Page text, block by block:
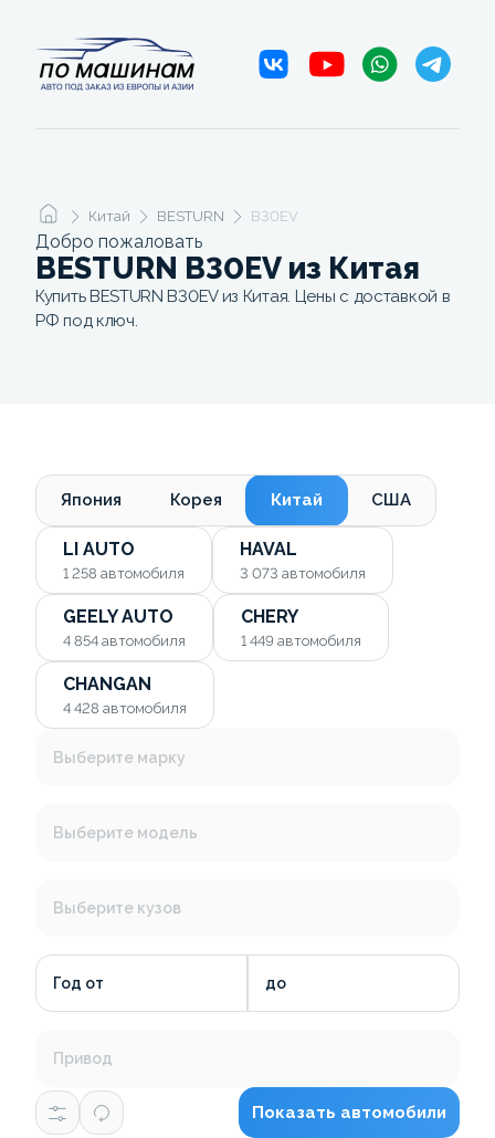
Китай BESTURN B30EV
Добро пожаловать
BESTURN B30EV из Китая
Купить BESTURN B30EV из Китая. Цены с доставкой в
РФ под ключ.
Япония Корея Китай США
LI AUTO
1 258 автомобиля
HAVAL
3 073 автомобиля
GEELY AUTO
4 854 автомобиля
CHERY
1 449 автомобиля
CHANGAN
4 428 автомобиля
Выберите марку
Выберите модель
Выберите кузов
Год от до
Привод
Показать автомобили